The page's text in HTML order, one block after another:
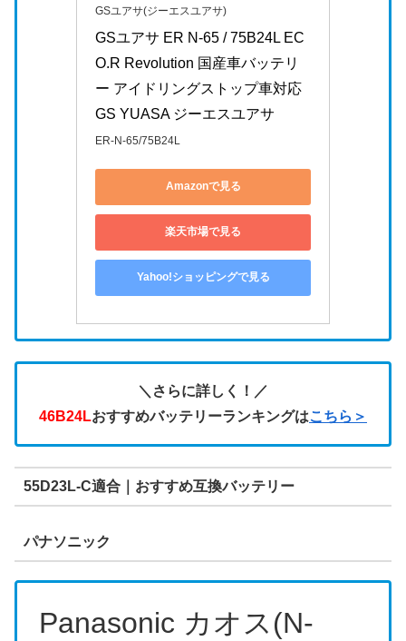
GSユアサ(ジーエスユアサ)
GSユアサ ER N-65 / 75B24L EC
O.R Revolution 国産車バッテリ
ー アイドリングストップ車対応
GS YUASA ジーエスユアサ
ER-N-65/75B24L
Amazonで見る
楽天市場で見る
Yahoo!ショッピングで見る
＼さらに詳しく！／
46B24Lおすすめバッテリーランキングはこちら＞
55D23L-C適合｜おすすめ互換バッテリー
パナソニック
Panasonic カオス(N-